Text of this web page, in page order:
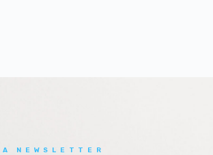
NEWSLETTER